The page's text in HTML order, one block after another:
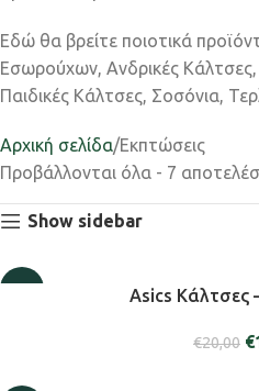
Εδώ θα βρείτε ποιοτικά
Εσωρούχων, Ανδρικές Κάλτσες,
Παιδικές Κάλτσες, Σοσόνια,
Αρχική σελίδα Εκπτώσεις
Προβάλλονται όλα - 7
Show sidebar
Asics Κάλτσες
€20,00 €